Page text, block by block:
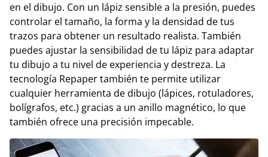
en el dibujo. Con un lápiz sensible a la presión, puedes
controlar el tamaño, la forma y la densidad de tus
trazos para obtener un resultado realista. También
puedes ajustar la sensibilidad de tu lápiz para adaptar
tu dibujo a tu nivel de experiencia y destreza. La
tecnología Repaper también te permite utilizar
cualquier herramienta de dibujo (lápices, rotuladores,
bolígrafos, etc.) gracias a un anillo magnético, lo que
también ofrece una precisión impecable.